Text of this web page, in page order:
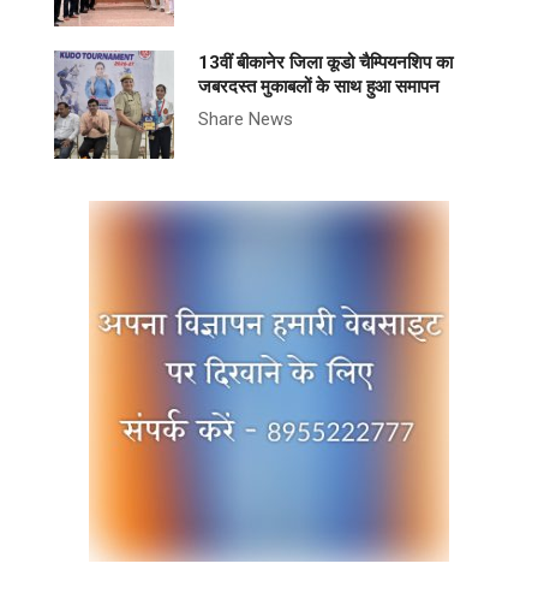
13वीं बीकानेर जिला कूडो चैम्पियनशिप का
जबरदस्त मुकाबलों के साथ हुआ समापन
Share News